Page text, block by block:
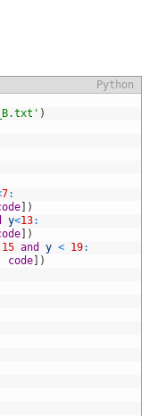
Python
)
7:
] )
y<13:
] )
15 and y < 19:
code] )